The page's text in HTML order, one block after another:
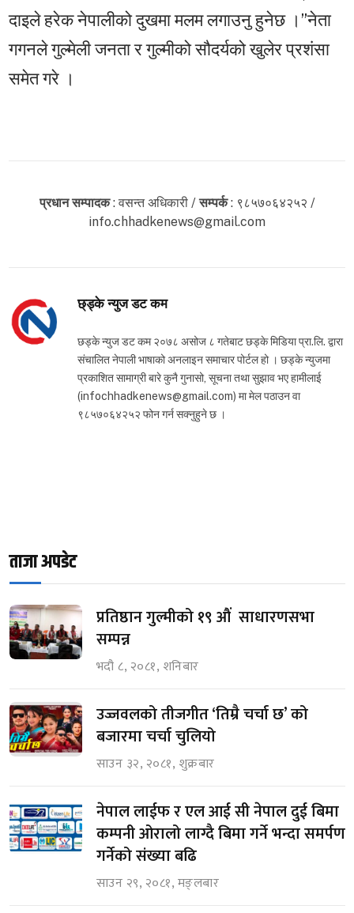
दाइले हरेक नेपालीको दुखमा मलम लगाउनु हुनेछ ।”नेता
गगनले गुल्मेली जनता र गुल्मीको सौदर्यको खुलेर प्रशंसा
समेत गरे ।
प्रधान सम्पादक: वसन्त अधिकारी /सम्पर्क: ९८५७०६४२५२ /
info.chhadkenews@gmail.com
छ्ड्के न्युज डट कम
छड्के न्युज डट कम २०७८ असोज ८ गतेबाट छड्के मिडिया प्रा.लि. द्वारा
संचालित नेपाली भाषाको अनलाइन समाचार पोर्टल हो । छड्के न्युजमा
प्रकाशित सामाग्री बारे कुनै गुनासो, सूचना तथा सुझाव भए हामीलाई
(infochhadkenews@gmail.com) मा मेल पठाउन वा
९८५७०६४२५२ फोन गर्न सक्नुहुने छ ।
ताजा अपडेट
प्रतिष्ठान गुल्मीको १९ औं साधारणसभा
सम्पन्न
भदौ ८, २०८१, शनिबार
उज्जवलको तीजगीत ‘तिम्रै चर्चा छ’ को
बजारमा चर्चा चुलियो
साउन ३२, २०८१, शुक्रबार
नेपाल लाईफ र एल आई सी नेपाल दुई बिमा
कम्पनी ओरालो लाग्दै बिमा गर्ने भन्दा समर्पण
गर्नेको संख्या बढि
साउन २९, २०८१, मङ्लबार